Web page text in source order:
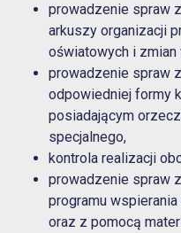
prowadzenie spraw
arkuszy organizacji
oświatowych i zmian
prowadzenie spraw
odpowiedniej formy
posiadającym
specjalnego,
kontrola realizacji
prowadzenie spraw
programu
oraz z pomocą